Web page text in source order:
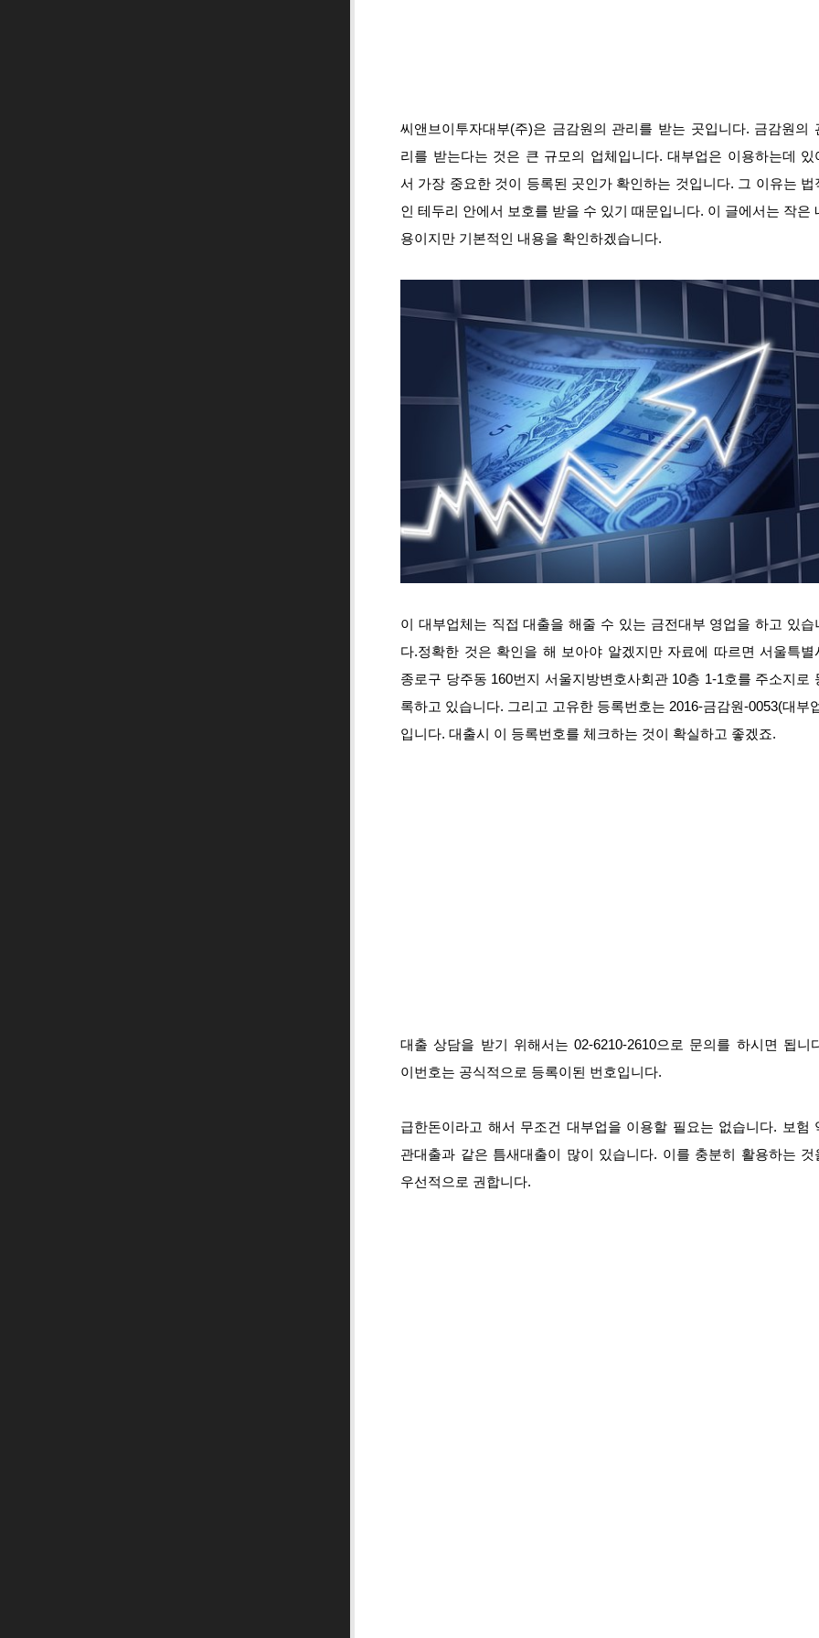
씨앤브이투자대부(주)은 금감원의 관리를 받는 곳입니다. 금감원의
리를 받는다는 것은 큰 규모의 업체입니다. 대부업은 이용하는데 있
서 가장 중요한 것이 등록된 곳인가 확인하는 것입니다. 그 이유는 법
인 테두리 안에서 보호를 받을 수 있기 때문입니다. 이 글에서는 작은
용이지만 기본적인 내용을 확인하겠습니다.
이 대부업체는 직접 대출을 해줄 수 있는 금전대부 영업을 하고 있습
다.정확한 것은 확인을 해 보아야 알겠지만 자료에 따르면 서울특별
종로구 당주동 160번지 서울지방변호사회관 10층 1-1호를 주소지로
록하고 있습니다. 그리고 고유한 등록번호는 2016-금감원-0053(대부
입니다. 대출시 이 등록번호를 체크하는 것이 확실하고 좋겠죠.
대출 상담을 받기 위해서는 02-6210-2610으로 문의를 하시면 됩니
이번호는 공식적으로 등록이된 번호입니다.
급한돈이라고 해서 무조건 대부업을 이용할 필요는 없습니다. 보험
관대출과 같은 틈새대출이 많이 있습니다. 이를 충분히 활용하는 것
우선적으로 권합니다.